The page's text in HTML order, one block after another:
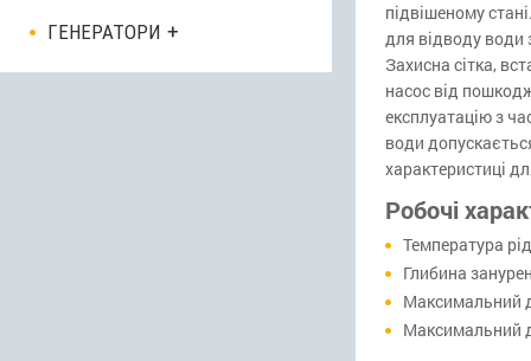
ГЕНЕРАТОРИ
підвішеному
для відводу води
Захисна сітка,
насос від
експлуатацію з
води
характеристиці
Робочі
Температура
Глибина
Максимальний
Максимальний